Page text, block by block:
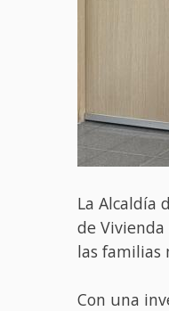
La Alcaldía
de
las familias
Con una